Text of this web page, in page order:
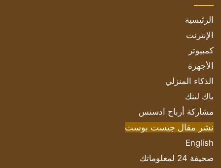
الرئيسية
الإنترنت
كمبيوتر
الأجهزة
الذكاء المنزلي
باك لينك
مشاركة أرباح ادسنس
نشر مقال جيست بوست
English
صحيفة 24 لمعلوماتك